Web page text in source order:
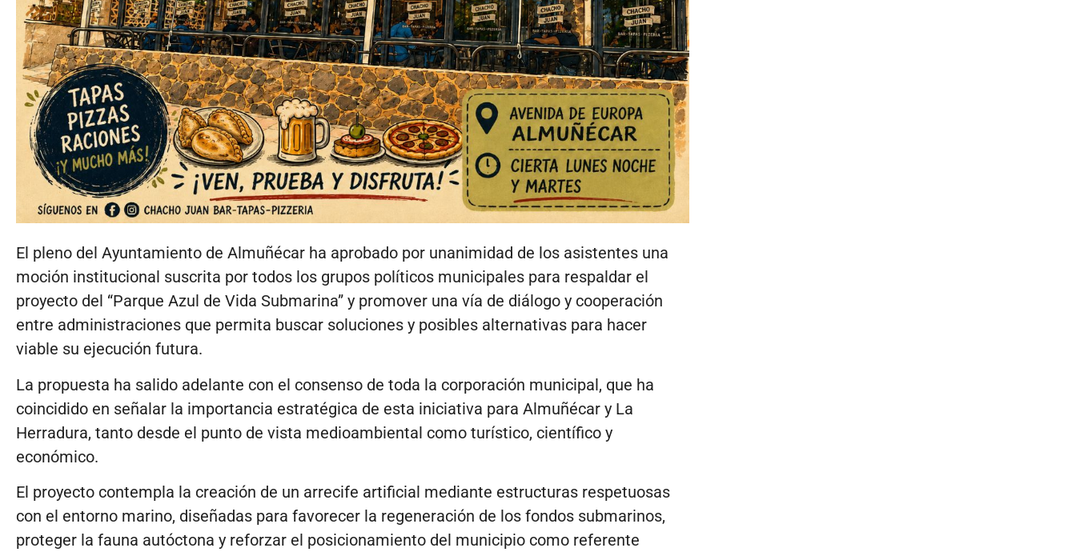
El pleno del Ayuntamiento de Almuñécar ha aprobado por unanimidad de los asistentes una
moción institucional suscrita por todos los grupos políticos municipales para respaldar el
proyecto del “Parque Azul de Vida Submarina” y promover una vía de diálogo y cooperación
entre administraciones que permita buscar soluciones y posibles alternativas para hacer
viable su ejecución futura.
La propuesta ha salido adelante con el consenso de toda la corporación municipal, que ha
coincidido en señalar la importancia estratégica de esta iniciativa para Almuñécar y La
Herradura, tanto desde el punto de vista medioambiental como turístico, científico y
económico.
El proyecto contempla la creación de un arrecife artificial mediante estructuras respetuosas
con el entorno marino, diseñadas para favorecer la regeneración de los fondos submarinos,
proteger la fauna autóctona y reforzar el posicionamiento del municipio como referente